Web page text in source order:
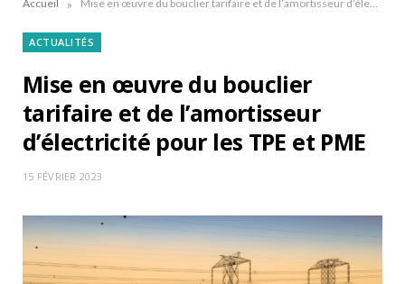
Accueil » Mise en œuvre du bouclier tarifaire et de l’amortisseur d’électricité pour les TPE et PME
ACTUALITÉS
Mise en œuvre du bouclier
tarifaire et de l’amortisseur
d’électricité pour les TPE et PME
15 FÉVRIER 2023